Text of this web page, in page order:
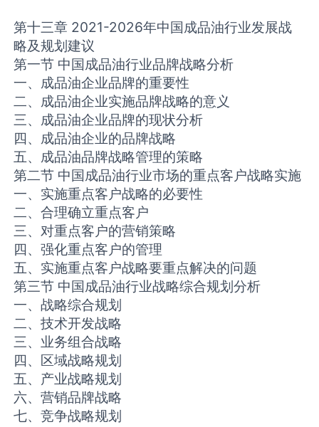
第十三章 2021-2026年中国成品油行业发展战
略及规划建议
第一节 中国成品油行业品牌战略分析
一、成品油企业品牌的重要性
二、成品油企业实施品牌战略的意义
三、成品油企业品牌的现状分析
四、成品油企业的品牌战略
五、成品油品牌战略管理的策略
第二节 中国成品油行业市场的重点客户战略实施
一、实施重点客户战略的必要性
二、合理确立重点客户
三、对重点客户的营销策略
四、强化重点客户的管理
五、实施重点客户战略要重点解决的问题
第三节 中国成品油行业战略综合规划分析
一、战略综合规划
二、技术开发战略
三、业务组合战略
四、区域战略规划
五、产业战略规划
六、营销品牌战略
七、竞争战略规划